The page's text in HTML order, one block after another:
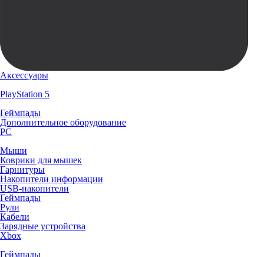
Аксессуары
PlayStation 5
Геймпады
Дополнительное оборудование
PC
Мыши
Коврики для мышек
Гарнитуры
Накопители информации
USB-накопители
Геймпады
Рули
Кабели
Зарядные устройства
Xbox
Геймпады